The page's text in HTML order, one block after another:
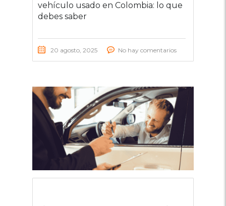
vehículo usado en Colombia: lo que
debes saber
20 agosto, 2025 No hay comentarios